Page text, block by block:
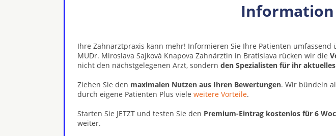
Ihre Zahnarztpraxis kann mehr! Informieren Sie Ihre Patienten
MUDr. Miroslava Sajková Knapova Zahnärztin in Bratislava rücken wir die
nicht den nächstgelegenen Arzt, sondern den Spezialisten für ihr
Ziehen Sie den maximalen Nutzen aus Ihren Bewertungen. Wir bündeln
durch eigene Patienten Plus viele weitere Vorteile.
Starten Sie JETZT und testen Sie den Premium-Eintrag kostenlos für 6
weiter.